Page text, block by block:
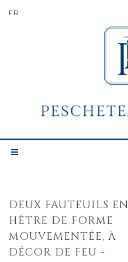
DEUX FAUTEUILS EN
HÊTRE DE FORME
MOUVEMENTÉE, À
DÉCOR DE FEU -